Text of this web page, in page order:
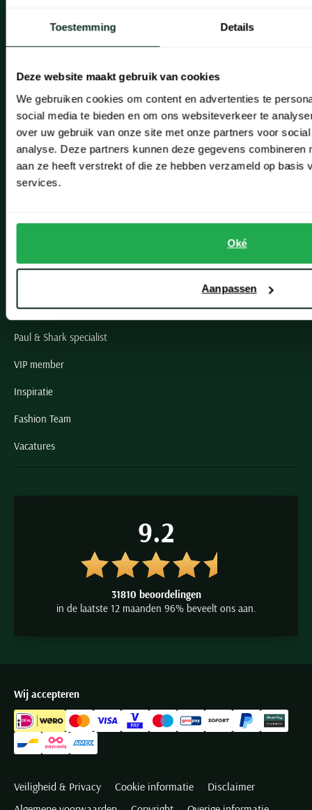
Toestemming Details
Deze website maakt gebruik van cookies
We gebruiken cookies om content en advertenties te
social media te bieden en om ons websiteverkeer te
over uw gebruik van onze site met onze partners voor
analyse. Deze partners kunnen deze gegevens combineren
aan ze heeft verstrekt of die ze hebben verzameld op basis
services.
Oké
Aanpassen
Onze winkels
Onze winkels
Heemstede
Hillegom
Leiderdorp
Noordwijk
Grote maten herenkleding
Paul & Shark specialist
VIP member
Inspiratie
Fashion Team
Vacatures
9.2
31810 beoordelingen
in de laatste 12 maanden 96% beveelt ons aan.
Wij accepteren
Veiligheid & Privacy Cookie informatie
Disclaimer